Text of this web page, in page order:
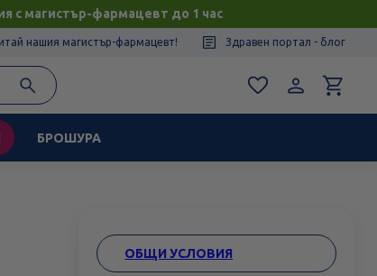
с магистър-фармацевт до 1 час
нашия магистър-фармацевт! Здравен портал - блог
БРОШУРА
ОБЩИ УСЛОВИЯ